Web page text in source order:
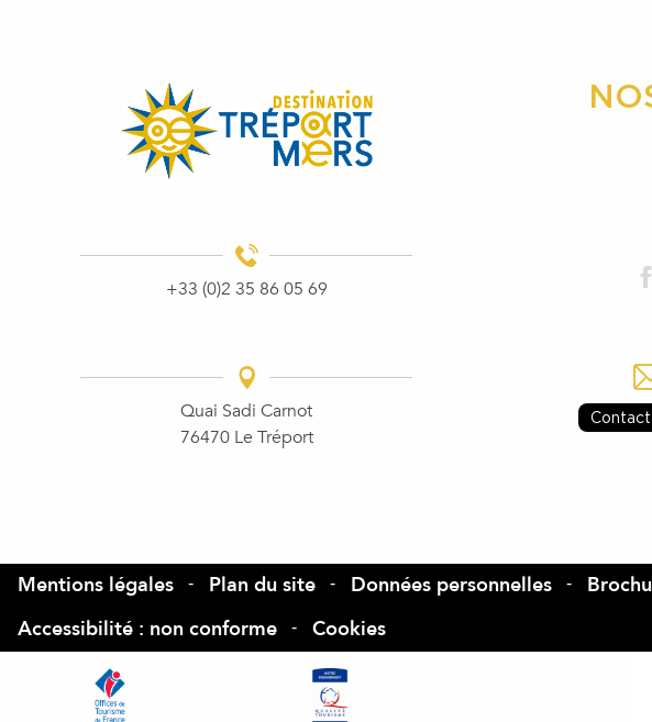
+33 (0)2 35 86 05 69
Quai Sadi Carnot
76470 Le Tréport
Mentions légales Plan du site Données personnelles
Accessibilité : non conforme
Cookies